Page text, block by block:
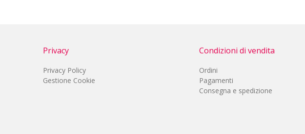
Privacy
Privacy Policy
Gestione Cookie
Condizioni di vendita
Ordini
Pagamenti
Consegna e spedizione